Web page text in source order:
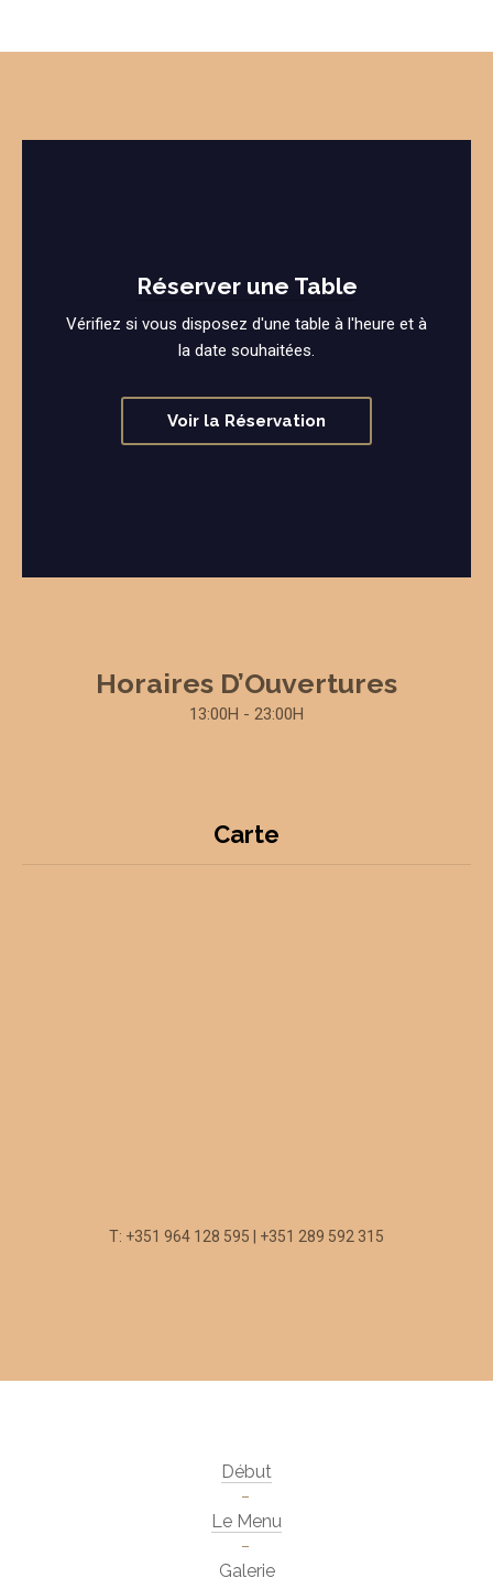
Réserver une Table
Vérifiez si vous disposez d'une table à l'heure et à
la date souhaitées.
Voir la Réservation
Horaires D’Ouvertures
13:00H - 23:00H
Carte
T: +351 964 128 595 | +351 289 592 315
Début
Le Menu
Galerie